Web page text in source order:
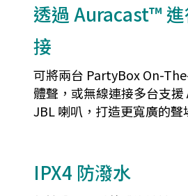
透過 Auracast™
接
可將兩台 PartyBox On-
體聲，或無線連接多台支
JBL 喇叭，打造更寬廣的聲
IPX4 防潑水